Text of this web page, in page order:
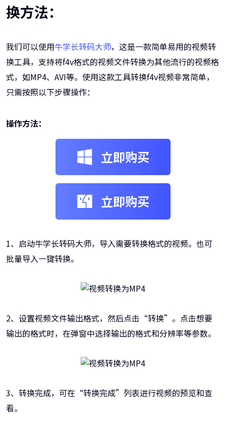
换方法：
我们可以使用牛学长转码大师，这是一款简单易用的视频转
换工具，支持将f4v格式的视频文件转换为其他流行的视频格
式，如MP4、AVI等。使用这款工具转换f4v视频非常简单，
只需按照以下步骤操作：
操作方法：
立即购买
立即购买
1、启动牛学长转码大师，导入需要转换格式的视频。也可
批量导入一键转换。
2、设置视频文件输出格式，然后点击“转换”。点击想要
输出的格式时，在弹窗中选择输出的格式和分辨率等参数。
3、转换完成，可在“转换完成”列表进行视频的预览和查
看。